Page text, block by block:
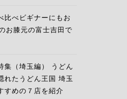
比べビギナーにもお
お膝元の富士吉田で
集（埼玉編） うどん
れたうどん王国 埼玉
すめの７店を紹介